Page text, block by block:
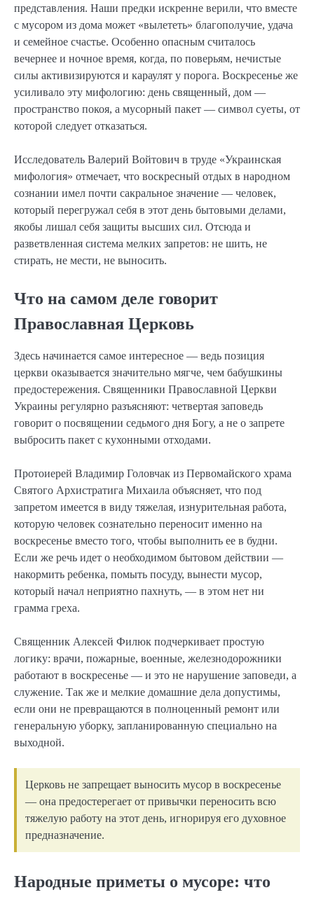
представления. Наши предки искренне верили, что вместе
с мусором из дома может «вылететь» благополучие, удача
и семейное счастье. Особенно опасным считалось
вечернее и ночное время, когда, по поверьям, нечистые
силы активизируются и караулят у порога. Воскресенье же
усиливало эту мифологию: день священный, дом —
пространство покоя, а мусорный пакет — символ суеты, от
которой следует отказаться.
Исследователь Валерий Войтович в труде «Украинская
мифология» отмечает, что воскресный отдых в народном
сознании имел почти сакральное значение — человек,
который перегружал себя в этот день бытовыми делами,
якобы лишал себя защиты высших сил. Отсюда и
разветвленная система мелких запретов: не шить, не
стирать, не мести, не выносить.
Что на самом деле говорит
Православная Церковь
Здесь начинается самое интересное — ведь позиция
церкви оказывается значительно мягче, чем бабушкины
предостережения. Священники Православной Церкви
Украины регулярно разъясняют: четвертая заповедь
говорит о посвящении седьмого дня Богу, а не о запрете
выбросить пакет с кухонными отходами.
Протоиерей Владимир Головчак из Первомайского храма
Святого Архистратига Михаила объясняет, что под
запретом имеется в виду тяжелая, изнурительная работа,
которую человек сознательно переносит именно на
воскресенье вместо того, чтобы выполнить ее в будни.
Если же речь идет о необходимом бытовом действии —
накормить ребенка, помыть посуду, вынести мусор,
который начал неприятно пахнуть, — в этом нет ни
грамма греха.
Священник Алексей Филюк подчеркивает простую
логику: врачи, пожарные, военные, железнодорожники
работают в воскресенье — и это не нарушение заповеди, а
служение. Так же и мелкие домашние дела допустимы,
если они не превращаются в полноценный ремонт или
генеральную уборку, запланированную специально на
выходной.
Церковь не запрещает выносить мусор в воскресенье
— она предостерегает от привычки переносить всю
тяжелую работу на этот день, игнорируя его духовное
предназначение.
Народные приметы о мусоре: что